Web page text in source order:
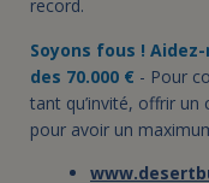
record.
Soyons fous !
des 70.000 € - Pour
tant qu’invité, offrir un
pour avoir un